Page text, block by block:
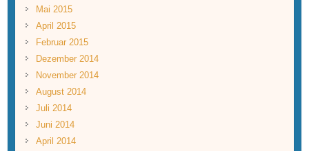
Mai 2015
April 2015
Februar 2015
Dezember 2014
November 2014
August 2014
Juli 2014
Juni 2014
April 2014